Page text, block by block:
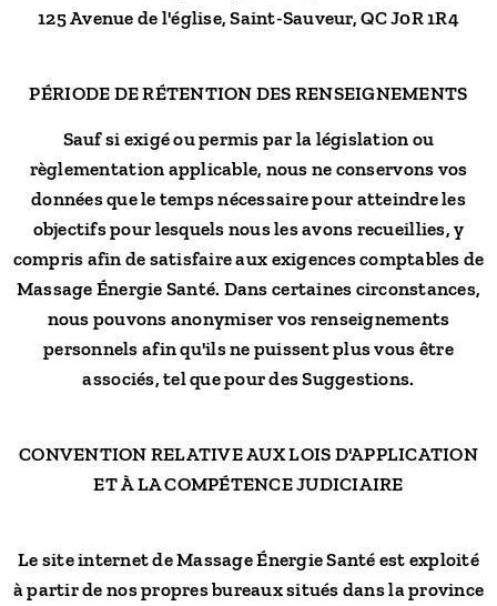
125 Avenue de l'église,Saint-Sauveur, QC J0R 1R4
PÉRIODE DE RÉTENTION DES RENSEIGNEMENTS
Sauf si exigé ou permis par la législation ou
règlementation applicable, nous ne conservons vos
données que le temps nécessaire pour atteindre les
objectifs pour lesquels nous les avons recueillies, y
compris afin de satisfaire aux exigences comptables de
Massage Énergie Santé. Dans certaines circonstances,
nous pouvons anonymiser vos renseignements
personnels afin qu'ils ne puissent plus vous être
associés, tel que pour des Suggestions.
CONVENTION RELATIVE AUX LOIS D'APPLICATION
ET À LA COMPÉTENCE JUDICIAIRE
Le site internet de Massage Énergie Santé est exploité
à partir de nos propres bureaux situés dans la province